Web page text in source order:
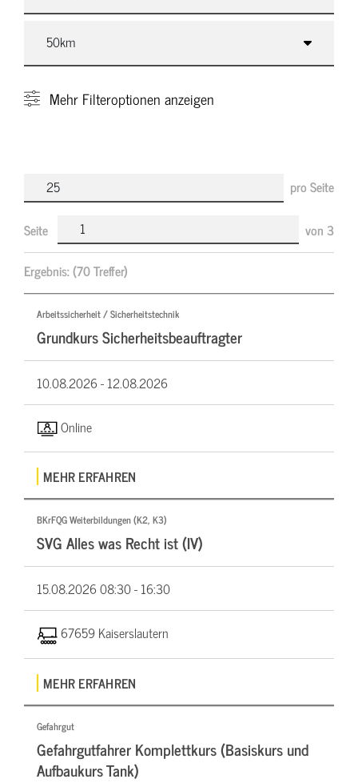
Mehr Filteroptionen anzeigen
pro Seite
Seite von 3
Ergebnis:(70 Treffer)
Arbeitssicherheit / Sicherheitstechnik
Grundkurs Sicherheitsbeauftragter
10.08.2026 -12.08.2026
Online
MEHR ERFAHREN
BKrFQG Weiterbildungen (K2, K3)
SVG Alles was Recht ist (IV)
15.08.202608:30 - 16:30
67659 Kaiserslautern
MEHR ERFAHREN
Gefahrgut
Gefahrgutfahrer Komplettkurs (Basiskurs und
Aufbaukurs Tank)